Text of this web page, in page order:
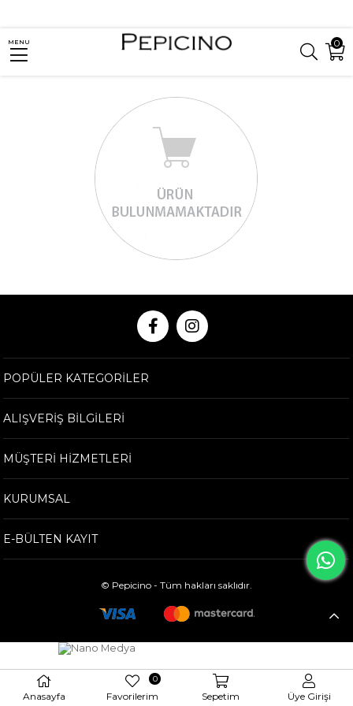
0
MENU
POPÜLER KATEGORİLER
ALIŞVERİŞ BİLGİLERİ
MÜŞTERİ HİZMETLERİ
KURUMSAL
E-BÜLTEN KAYIT
© Pepicino - Tüm hakları saklıdır.
Anasayfa Favorilerim
0
Sepetim Üye Girişi